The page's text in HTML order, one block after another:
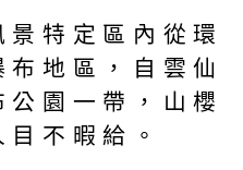
特定區內從環
地區，自雲仙
園一帶，山櫻
不暇給。